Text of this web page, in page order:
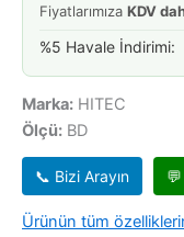
Fiyatlarımıza KDV
%5 Havale İndirimi:
Marka: HITEC
Ölçü: BD
📞 Bizi Arayın
Ürünün tüm